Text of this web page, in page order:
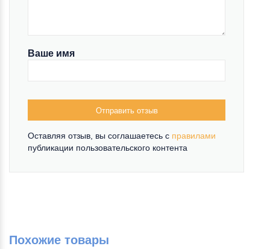
Ваше имя
Отправить отзыв
Оставляя отзыв, вы соглашаетесь c правилами
публикации пользовательского контента
Похожие товары